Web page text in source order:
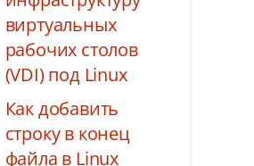
виртуальных
рабочих столов
(VDI) под Linux
Как добавить
строку в конец
файла в Linux